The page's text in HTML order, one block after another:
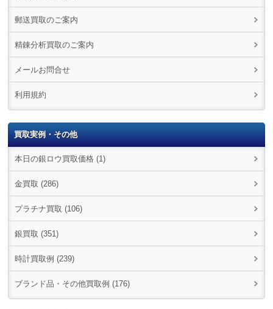
郵送買取のご案内
精錬分析買取のご案内
メールお問合せ
利用規約
買取実例・その他
本日の銀ロウ買取価格 (1)
金買取 (286)
プラチナ買取 (106)
銀買取 (351)
時計買取例 (239)
ブランド品・その他買取例 (176)